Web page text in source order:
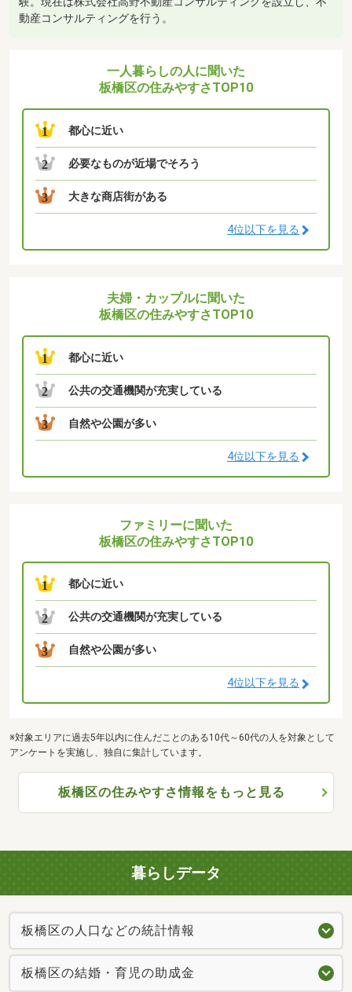
動産コンサルティングを行う。
一人暮らしの人に聞いた
板橋区の住みやすさTOP10
1 都心に近い
2 必要なものが近場でそろう
3 大きな商店街がある
4位以下を見る
夫婦・カップルに聞いた
板橋区の住みやすさTOP10
1 都心に近い
2 公共の交通機関が充実している
3 自然や公園が多い
4位以下を見る
ファミリーに聞いた
板橋区の住みやすさTOP10
1 都心に近い
2 公共の交通機関が充実している
3 自然や公園が多い
4位以下を見る
※対象エリアに過去5年以内に住んだことのある10代～60代の人を対象として
アンケートを実施し、独自に集計しています。
板橋区の住みやすさ情報をもっと見る
暮らしデータ
板橋区の人口などの統計情報
板橋区の結婚・育児の助成金